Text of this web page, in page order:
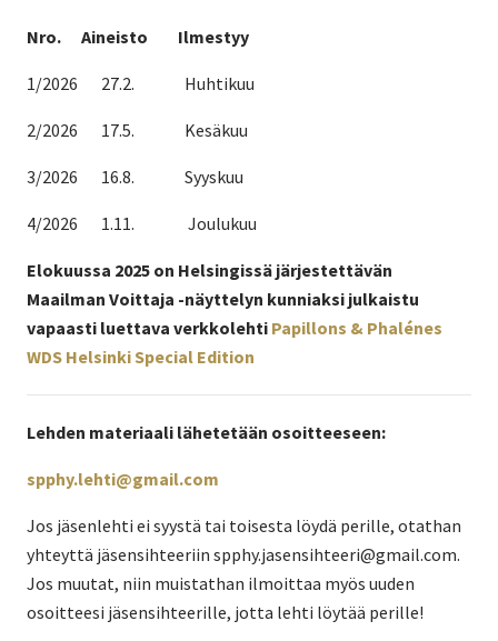
Nro. Aineisto Ilmestyy
1/2026 27.2. Huhtikuu
2/2026 17.5. Kesäkuu
3/2026 16.8. Syyskuu
4/2026 1.11. Joulukuu
Elokuussa 2025 on Helsingissä järjestettävän
Maailman Voittaja -näyttelyn kunniaksi julkaistu
vapaasti luettava verkkolehti Papillons & Phalénes
WDS Helsinki Special Edition
Lehden materiaali lähetetään osoitteeseen:
spphy.lehti@gmail.com
Jos jäsenlehti ei syystä tai toisesta löydä perille, otathan
yhteyttä jäsensihteeriin spphy.jasensihteeri@gmail.com.
Jos muutat, niin muistathan ilmoittaa myös uuden
osoitteesi jäsensihteerille, jotta lehti löytää perille!